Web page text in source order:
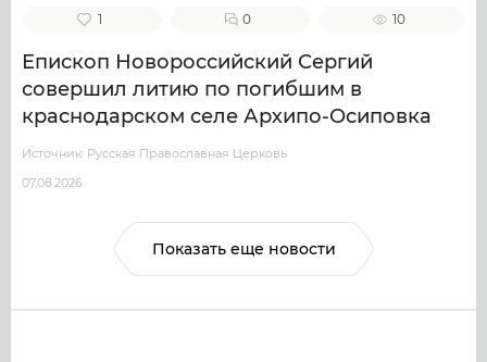
1 0 10
Епископ Новороссийский Сергий
совершил литию по погибшим в
краснодарском селе Архипо-Осиповка
Источник: Русская Православная Церковь
07.08.2026
Показать еще новости